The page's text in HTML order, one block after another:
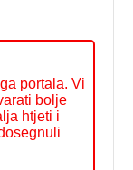
portala. Vi
bolje
htjeti i